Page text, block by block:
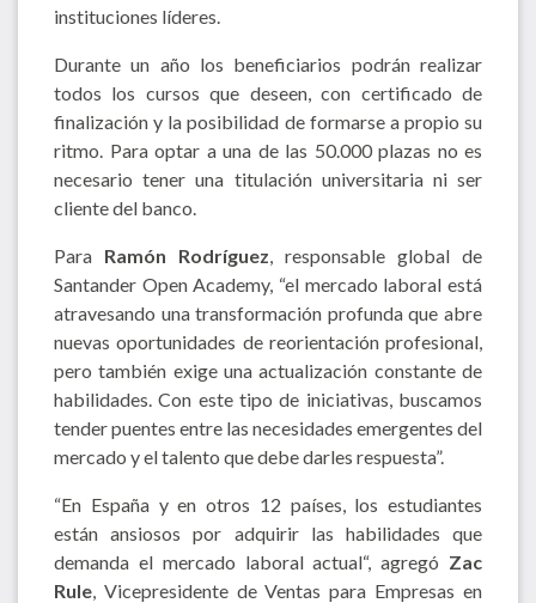
instituciones líderes.
Durante un año los beneficiarios podrán realizar
todos los cursos que deseen, con certificado de
finalización y la posibilidad de formarse a propio su
ritmo. Para optar a una de las 50.000 plazas no es
necesario tener una titulación universitaria ni ser
cliente del banco.
Para Ramón Rodríguez, responsable global de
Santander Open Academy, “el mercado laboral está
atravesando una transformación profunda que abre
nuevas oportunidades de reorientación profesional,
pero también exige una actualización constante de
habilidades. Con este tipo de iniciativas, buscamos
tender puentes entre las necesidades emergentes del
mercado y el talento que debe darles respuesta”.
“En España y en otros 12 países, los estudiantes
están ansiosos por adquirir las habilidades que
demanda el mercado laboral actual“, agregó Zac
Rule, Vicepresidente de Ventas para Empresas en